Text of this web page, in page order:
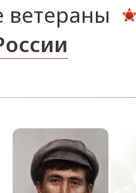
ветераны